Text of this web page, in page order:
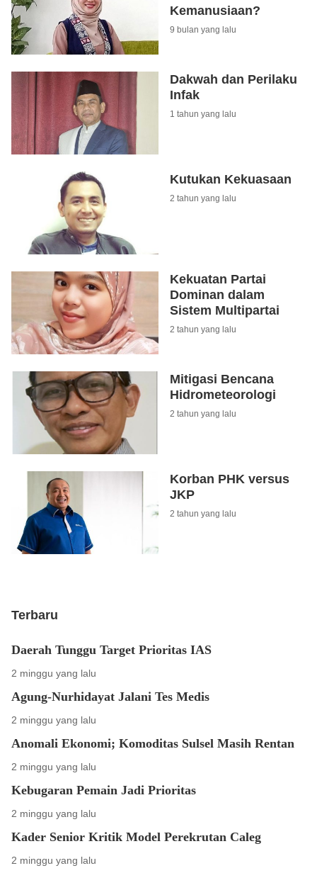
Kemanusiaan?
9 bulan yang lalu
Dakwah dan Perilaku
Infak
1 tahun yang lalu
Kutukan Kekuasaan
2 tahun yang lalu
Kekuatan Partai
Dominan dalam
Sistem Multipartai
2 tahun yang lalu
Mitigasi Bencana
Hidrometeorologi
2 tahun yang lalu
Korban PHK versus
JKP
2 tahun yang lalu
Terbaru
Daerah Tunggu Target Prioritas IAS
2 minggu yang lalu
Agung-Nurhidayat Jalani Tes Medis
2 minggu yang lalu
Anomali Ekonomi; Komoditas Sulsel Masih Rentan
2 minggu yang lalu
Kebugaran Pemain Jadi Prioritas
2 minggu yang lalu
Kader Senior Kritik Model Perekrutan Caleg
2 minggu yang lalu